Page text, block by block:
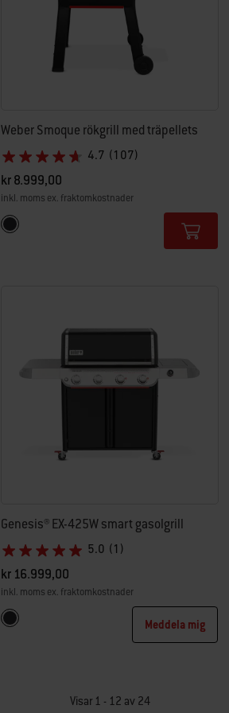
Weber Smoque rökgrill med träpellets
4.7 (107)
kr 8.999,00
inkl. moms ex. fraktomkostnader
Color Options
Svart
Genesis® EX-425W smart gasolgrill
5.0 (1)
kr 16.999,00
inkl. moms ex. fraktomkostnader
Color Options
Svart Meddela mig
Visar 1 - 12 av 24